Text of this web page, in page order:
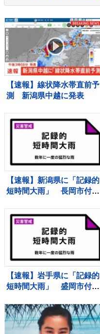
【速報】線状降水帯直前予
測 新潟県中越に発表
【速報】新潟県に「記録的
短時間大雨」 長岡市付近
な雨 災害警戒 8日15:28時
点
【速報】岩手県に「記録的
短時間大雨」 盛岡市付近
な雨 災害警戒 8日16:32時
点